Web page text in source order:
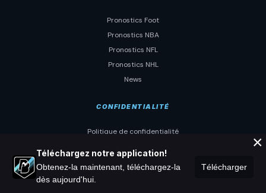
Pronostics Foot
Pronostics NBA
Pronostics NFL
Pronostics NHL
News
CONFIDENTIALITÉ
Politique de confidentialité
Téléchargez notre application!
Obtenez-la maintenant, téléchargez-la
dès aujourd'hui.
Télécharger
×